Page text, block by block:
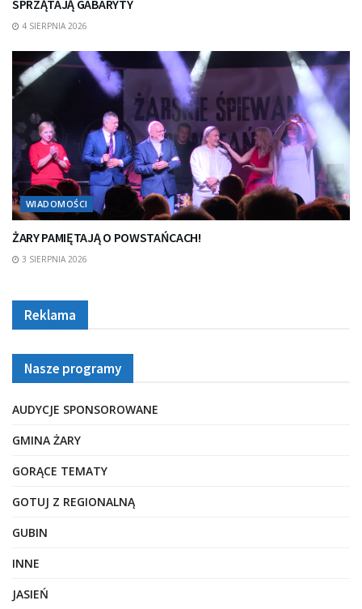
SPRZĄTAJĄ GABARYTY
4 SIERPNIA 2026
WIADOMOŚCI
ŻARY PAMIĘTAJĄ O POWSTAŃCACH!
3 SIERPNIA 2026
Reklama
Nasze programy
AUDYCJE SPONSOROWANE
GMINA ŻARY
GORĄCE TEMATY
GOTUJ Z REGIONALNĄ
GUBIN
INNE
JASIEŃ